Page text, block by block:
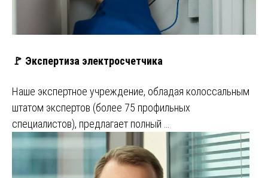
🚩 Экспертиза электросчетчика
Наше экспертное учреждение, обладая колоссальным
штатом экспертов (более 75 профильных
специалистов), предлагает полный …